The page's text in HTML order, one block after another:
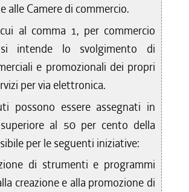
alle Camere di commercio.
al comma 1, per commercio
intende lo svolgimento di
e promozionali dei propri
per via elettronica.
possono essere assegnati in
al 50 per cento della
per le seguenti iniziative:
di strumenti e programmi
creazione e alla promozione di